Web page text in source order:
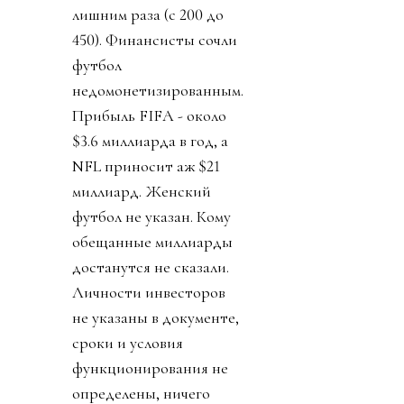
лишним раза (с 200 до
450). Финансисты сочли
футбол
недомонетизированным.
Прибыль FIFA - около
$3.6 миллиарда в год, а
NFL приносит аж $21
миллиард. Женский
футбол не указан. Кому
обещанные миллиарды
достанутся не сказали.
Личности инвесторов
не указаны в документе,
сроки и условия
функционирования не
определены, ничего